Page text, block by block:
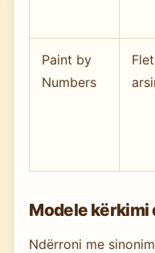
Paint by
Numbers
Modele kërkimi
Ndërroni me